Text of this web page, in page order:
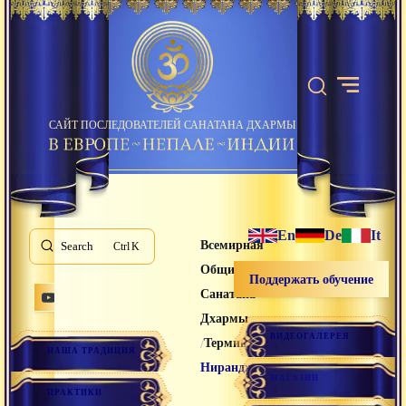
САЙТ ПОСЛЕДОВАТЕЛЕЙ САНАТАНА ДХАРМЫ
Search K
НАША ТРАДИЦИЯ
ПРАКТИКИ
Всемирная
Община
Санатана
Дхармы
/Термины/
Ниранджана
En De It
Поддержать обучение
ВИДЕОГАЛЕРЕЯ
МАГАЗИН